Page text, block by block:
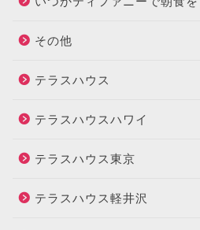
その他
テラスハウス
テラスハウスハワイ
テラスハウス東京
テラスハウス軽井沢